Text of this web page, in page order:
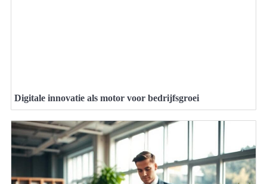
Digitale innovatie als motor voor bedrijfsgroei